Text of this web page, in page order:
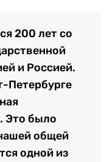
200 лет со
и Россией.
Петербурге
Это было
общей
одной из